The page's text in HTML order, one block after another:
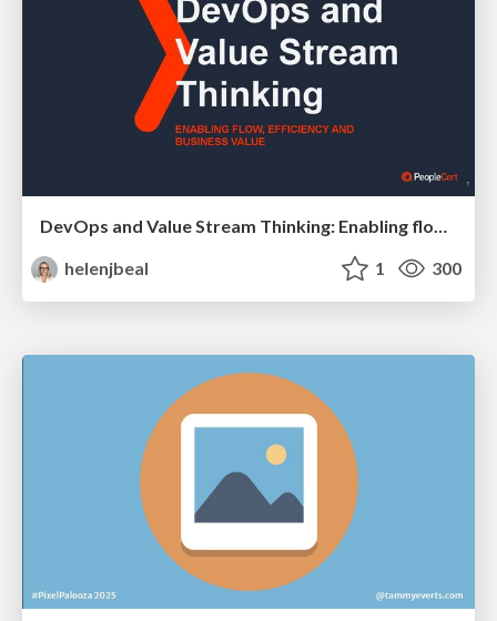
DevOps and Value Stream Thinking: Enabling flow, efficiency and business value
helenjbeal
1 300